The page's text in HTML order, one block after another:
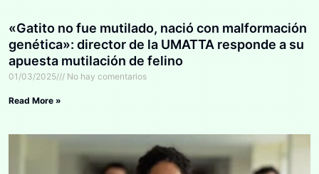
«Gatito no fue mutilado, nació con malformación
genética»: director de la UMATTA responde a su
apuesta mutilación de felino
01/03/2025 No hay comentarios
Read More »